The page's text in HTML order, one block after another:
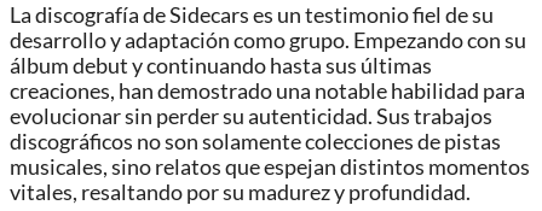
La discografía de Sidecars es un testimonio fiel de su
desarrollo y adaptación como grupo. Empezando con su
álbum debut y continuando hasta sus últimas
creaciones, han demostrado una notable habilidad para
evolucionar sin perder su autenticidad. Sus trabajos
discográficos no son solamente colecciones de pistas
musicales, sino relatos que espejan distintos momentos
vitales, resaltando por su madurez y profundidad.